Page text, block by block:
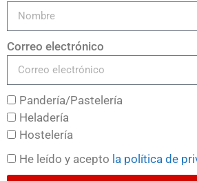
Correo electrónico
Pandería/Pastelería
Heladería
Hostelería
He leído y acepto la política de